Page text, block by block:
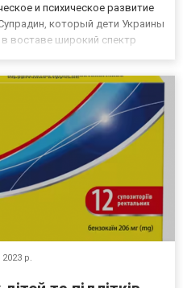
и психическое развитие
который дети Украины
воставе широкий спектр
р.